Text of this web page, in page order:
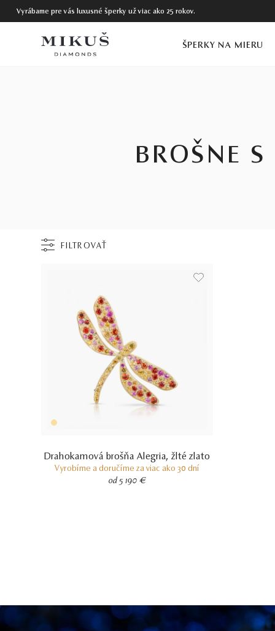
Vyrábame pre vás luxusné šperky už viac ako 25 rokov.
ŠPERKY NA MIERU
BROŠNE
FILTROVAŤ
Drahokamová brošňa Alegria, žlté zlato
Vyrobíme a doručíme za viac ako 30 dní
od 5 190 €